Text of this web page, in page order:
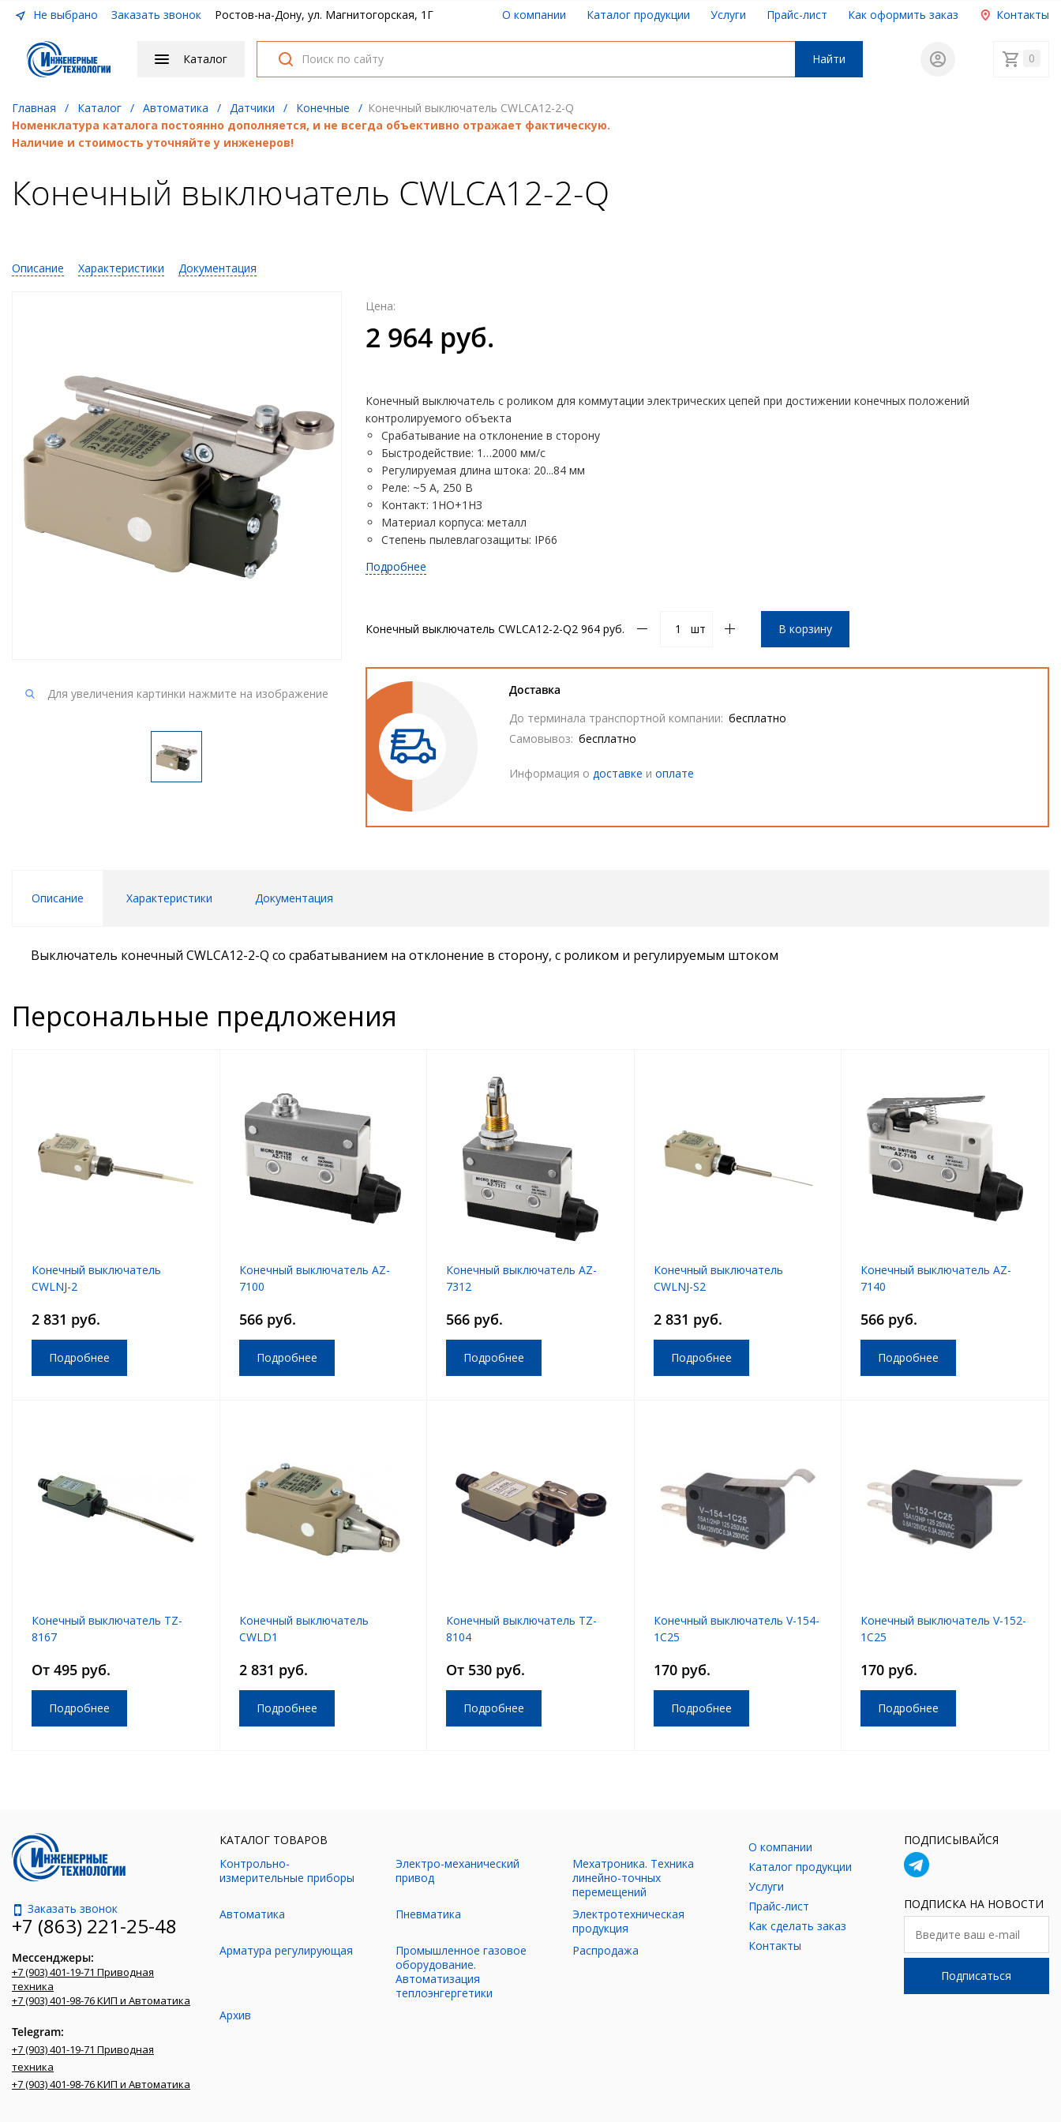
Не выбрано Заказать звонок Ростов-на-Дону, ул. Магнитогорская, 1Г О компании Каталог продукции Услуги Прайс-лист Как оформить заказ Контакты
Каталог 0
Найти
Главная / Каталог / Автоматика / Датчики / Конечные / Конечный выключатель CWLCA12-2-Q
Номенклатура каталога постоянно дополняется, и не всегда объективно отражает фактическую.
Наличие и стоимость уточняйте у инженеров!
Конечный выключатель CWLCA12-2-Q
Описание Характеристики Документация
Для увеличения картинки нажмите на изображение
Цена:
2 964 руб.
Конечный выключатель с роликом для коммутации электрических цепей при достижении конечных положений
контролируемого объекта
Срабатывание на отклонение в сторону
Быстродействие: 1…2000 мм/с
Регулируемая длина штока: 20...84 мм
Реле: ~5 А, 250 В
Контакт: 1НО+1НЗ
Материал корпуса: металл
Степень пылевлагозащиты: IP66
Подробнее
Конечный выключатель CWLCA12-2-Q2 964 руб. шт В корзину
Доставка
До терминала транспортной компании: бесплатно
Самовывоз: бесплатно
Информация о доставке и оплате
Описание Характеристики Документация
Выключатель конечный CWLCA12-2-Q со срабатыванием на отклонение в сторону, с роликом и регулируемым штоком
Персональные предложения
Конечный выключатель
CWLNJ-2
2 831 руб.
Подробнее
Конечный выключатель AZ-
7100
566 руб.
Подробнее
Конечный выключатель AZ-
7312
566 руб.
Подробнее
Конечный выключатель
CWLNJ-S2
2 831 руб.
Подробнее
Конечный выключатель AZ-
7140
566 руб.
Подробнее
Конечный выключатель TZ-
8167
От 495 руб.
Подробнее
Конечный выключатель
CWLD1
2 831 руб.
Подробнее
Конечный выключатель TZ-
8104
От 530 руб.
Подробнее
Конечный выключатель V-154-
1C25
170 руб.
Подробнее
Конечный выключатель V-152-
1C25
170 руб.
Подробнее
Заказать звонок
+7 (863) 221-25-48
Мессенджеры:
+7 (903) 401-19-71 Приводная
техника
+7 (903) 401-98-76 КИП и Автоматика
Telegram:
+7 (903) 401-19-71 Приводная
техника
+7 (903) 401-98-76 КИП и Автоматика
КАТАЛОГ ТОВАРОВ
Контрольно-
измерительные приборы
Электро-механический
привод
Мехатроника. Техника
линейно-точных
перемещений
Автоматика
Пневматика
Электротехническая
продукция
Арматура регулирующая
Промышленное газовое
оборудование.
Автоматизация
теплоэнгергетики
Распродажа
Архив
О компании
Каталог продукции
Услуги
Прайс-лист
Как сделать заказ
Контакты
ПОДПИСЫВАЙСЯ
ПОДПИСКА НА НОВОСТИ
Подписаться